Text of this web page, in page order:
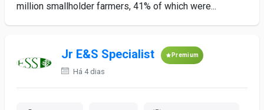
million smallholder farmers, 41% of which were...
Jr E&S Specialist Premium
Há 4 dias